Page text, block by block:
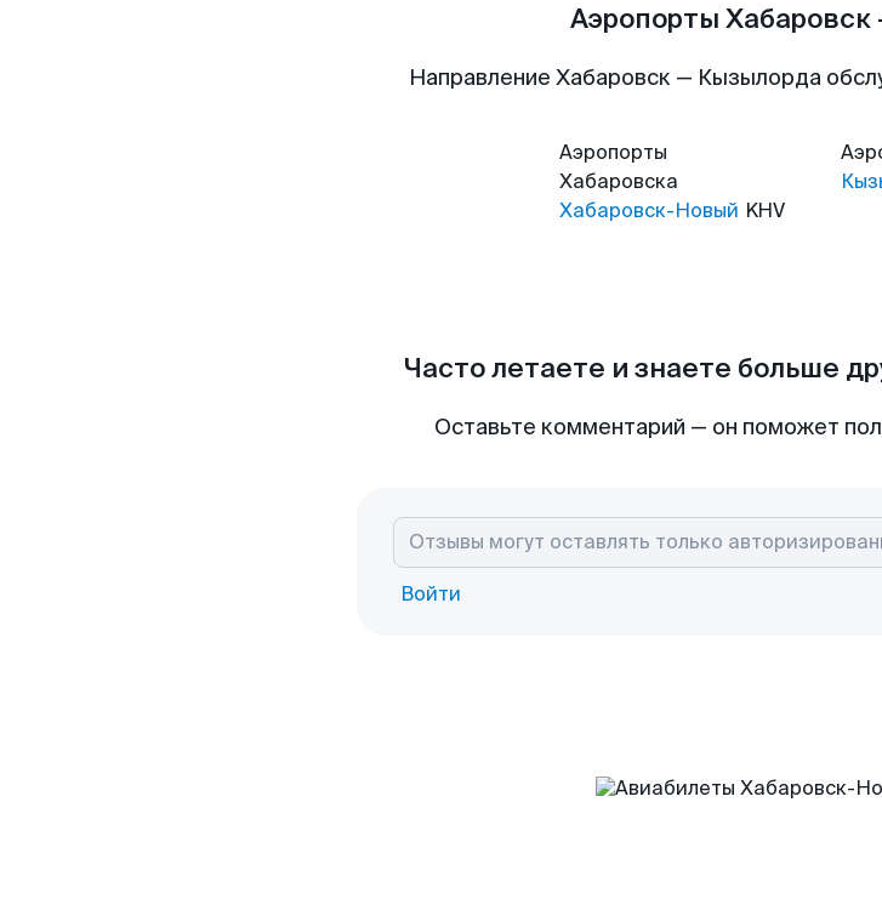
Аэропорты
Направление Хабаровск — Кызылорда
Аэропорты
Хабаровска
Хабаровск-Новый KHV
Часто летаете и знаете больше
Оставьте комментарий — он поможет
Войти